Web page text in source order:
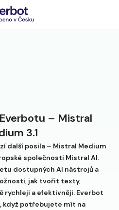
– Mistral
3.1
další posila – Mistral Medium
společnosti Mistral AI.
dostupných AI nástrojů a
jak tvořit texty,
rychleji a efektivněji. Everbot
když potřebujete mít na